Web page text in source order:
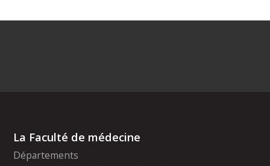
La Faculté de médecine
Départements